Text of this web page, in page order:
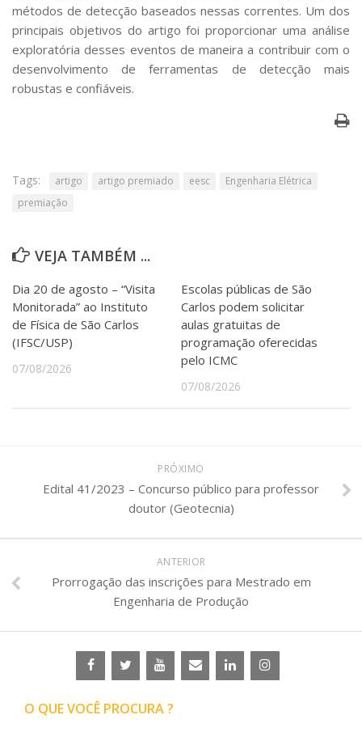
métodos de detecção baseados nessas correntes. Um dos
principais objetivos do artigo foi proporcionar uma análise
exploratória desses eventos de maneira a contribuir com o
desenvolvimento de ferramentas de detecção mais
robustas e confiáveis.
Tags: artigo artigo premiado eesc
Engenharia Elétrica
premiação
VEJA TAMBÉM ...
Dia 20 de agosto – “Visita
Monitorada” ao Instituto
de Física de São Carlos
(IFSC/USP)
07/08/2026
Escolas públicas de São
Carlos podem solicitar
aulas gratuitas de
programação oferecidas
pelo ICMC
07/08/2026
PRÓXIMO
Edital 41/2023 – Concurso público para professor
doutor (Geotecnia)
ANTERIOR
Prorrogação das inscrições para Mestrado em
Engenharia de Produção
O QUE VOCÊ PROCURA ?